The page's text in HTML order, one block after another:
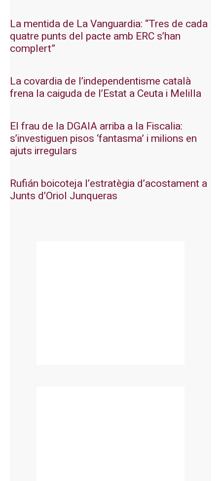
La mentida de La Vanguardia: “Tres de cada
quatre punts del pacte amb ERC s’han
complert”
La covardia de l’independentisme català
frena la caiguda de l’Estat a Ceuta i Melilla
El frau de la DGAIA arriba a la Fiscalia:
s’investiguen pisos ‘fantasma’ i milions en
ajuts irregulars
Rufián boicoteja l’estratègia d’acostament a
Junts d’Oriol Junqueras